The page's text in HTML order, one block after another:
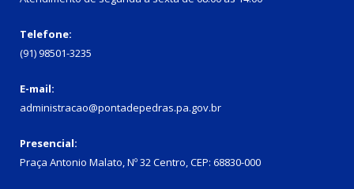
Telefone:
(91) 98501-3235
E-mail:
administracao@pontadepedras.pa.gov.br
Presencial:
Praça Antonio Malato, Nº 32 Centro, CEP: 68830-000